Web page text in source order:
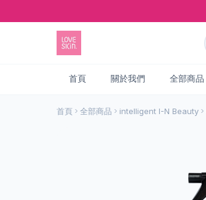
首頁 關於我們 全部商品
首頁 全部商品 intelligent I-N Beauty